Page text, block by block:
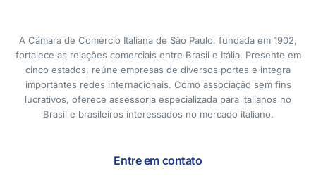
A Câmara de Comércio Italiana de São Paulo, fundada em 1902,
fortalece as relações comerciais entre Brasil e Itália. Presente em
cinco estados, reúne empresas de diversos portes e integra
importantes redes internacionais. Como associação sem fins
lucrativos, oferece assessoria especializada para italianos no
Brasil e brasileiros interessados no mercado italiano.
Entre em contato